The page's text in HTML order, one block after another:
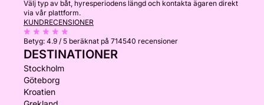
Välj typ av båt, hyresperiodens längd och kontakta ägaren direkt
via vår plattform.
KUNDRECENSIONER
Betyg: 4.9 / 5 beräknat på 714540 recensioner
DESTINATIONER
Stockholm
Göteborg
Kroatien